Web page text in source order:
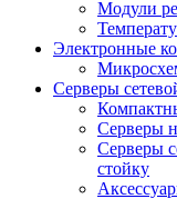
Модули
Электронные
Серверы
Серверы
Серверы
стойку